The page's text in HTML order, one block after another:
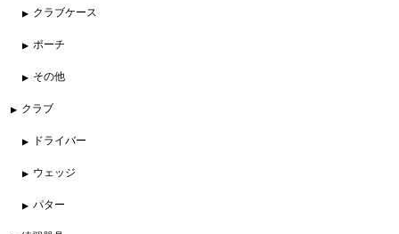
クラブケース
ポーチ
その他
クラブ
ドライバー
ウェッジ
パター